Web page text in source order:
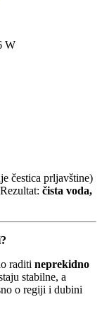
W
čestica prljavštine)
čista voda,
raditi neprekidno
stabilne, a
o regiji i dubini